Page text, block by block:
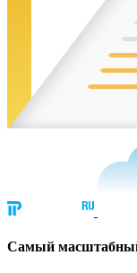
Cамый